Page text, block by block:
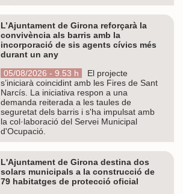
L’Ajuntament de Girona reforçarà la
convivència als barris amb la
incorporació de sis agents cívics més
durant un any
05/08/2026 - 9.53 h
El projecte
s’iniciarà coincidint amb les Fires de Sant
Narcís. La iniciativa respon a una
demanda reiterada a les taules de
seguretat dels barris i s'ha impulsat amb
la col·laboració del Servei Municipal
d'Ocupació.
L'Ajuntament de Girona destina dos
solars municipals a la construcció de
79 habitatges de protecció oficial